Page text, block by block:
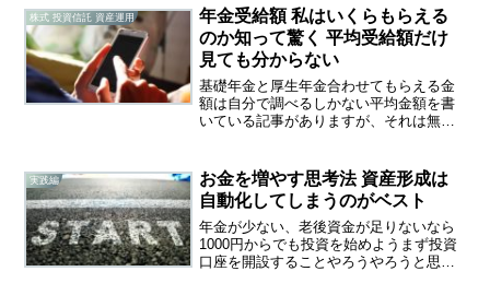
有期間に応じて通販サイトでの購入が最
大40...
株式 投資信託 資産運用
年金受給額 私はいくらもらえる
のか知って驚く 平均受給額だけ
見ても分からない
基礎年金と厚生年金合わせてもらえる金
額は自分で調べるしかない平均金額を書
いている記事がありますが、それは無意
てあるのが次の引用記事です。これから
先、若い世代ほどもらえる...
実践編
お金を増やす思考法 資産形成は
自動化してしまうのがベスト
年金が少ない、老後資金が足りないなら
1000円からでも投資を始めようまず投資
口座を開設することやろうやろうと思っ